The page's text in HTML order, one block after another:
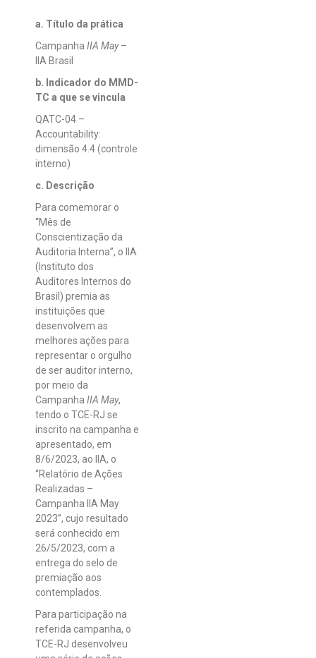
a. Título da prática
CampanhaIIA May–
IIA Brasil
b. Indicador do MMD-
TC a que se vincula
QATC-04 –
Accountability:
dimensão 4.4 (controle
interno)
c. Descrição
Para comemorar o
“Mês de
Conscientização da
Auditoria Interna”, o IIA
(Instituto dos
Auditores Internos do
Brasil) premia as
instituições que
desenvolvem as
melhores ações para
representar o orgulho
de ser auditor interno,
por meio da
CampanhaIIA May,
tendo o TCE-RJ se
inscrito na campanha e
apresentado, em
8/6/2023, ao IIA, o
“Relatório de Ações
Realizadas –
Campanha IIA May
2023”, cujo resultado
será conhecido em
26/5/2023, com a
entrega do selo de
premiação aos
contemplados.
Para participação na
referida campanha, o
TCE-RJ desenvolveu